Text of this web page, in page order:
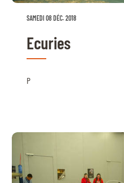
SAMEDI 08 DÉC. 2018
Ecuries
P